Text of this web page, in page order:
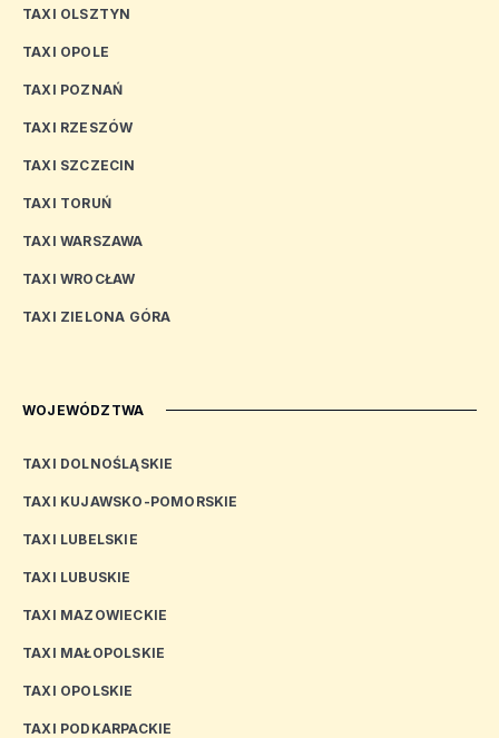
TAXI OLSZTYN
TAXI OPOLE
TAXI POZNAŃ
TAXI RZESZÓW
TAXI SZCZECIN
TAXI TORUŃ
TAXI WARSZAWA
TAXI WROCŁAW
TAXI ZIELONA GÓRA
WOJEWÓDZTWA
TAXI DOLNOŚLĄSKIE
TAXI KUJAWSKO-POMORSKIE
TAXI LUBELSKIE
TAXI LUBUSKIE
TAXI MAZOWIECKIE
TAXI MAŁOPOLSKIE
TAXI OPOLSKIE
TAXI PODKARPACKIE